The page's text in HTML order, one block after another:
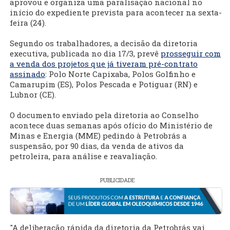
aprovou e organiza uma paralisação nacional no
início do expediente prevista para acontecer na sexta-
feira (24).
Segundo os trabalhadores, a decisão da diretoria
executiva, publicada no dia 17/3, prevê prosseguir com
a venda dos projetos que já tiveram pré-contrato
assinado: Polo Norte Capixaba, Polos Golfinho e
Camarupim (ES), Polos Pescada e Potiguar (RN) e
Lubnor (CE).
O documento enviado pela diretoria ao Conselho
acontece duas semanas após ofício do Ministério de
Minas e Energia (MME) pedindo à Petrobrás a
suspensão, por 90 dias, da venda de ativos da
petroleira, para análise e reavaliação.
PUBLICIDADE
"A deliberação rápida da diretoria da Petrobrás vai